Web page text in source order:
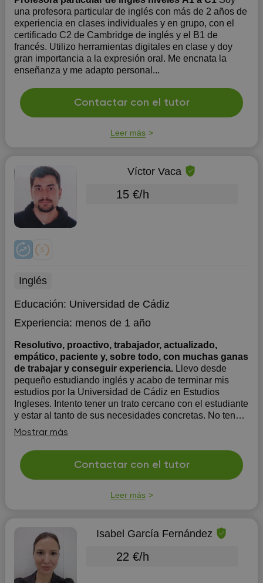
una profesora particular de inglés con más de 2 años de
experiencia en clases individuales y en grupo, con el
certificado C2 de Cambridge de inglés y el B1 de
francés. Utilizo herramientas digitales en clase y doy
gran importancia a la expresión oral. Me encnata la
enseñanza y me adapto personal...
Contactar con el tutor
Leer más
Víctor Vaca
15 €/h
Inglés
Educación: Universidad de Cádiz
Experiencia: menos de 1 año
Resolutivo, proactivo, trabajador, actualizado,
empático, paciente y, sobre todo, con muchas ganas
de trabajar y conseguir experiencia. Llevo desde
pequeño estudiando inglés y acabo de terminar mis
estudios por la Universidad de Cádiz en Estudios
Ingleses. Intento tener un trato cercano con el estudiante
y estar al tanto de sus necesidades concretas. No tengo
mucha experiencia en la docencia pero intento estar
actualizado en cuanto ...
Mostrar más
Contactar con el tutor
Leer más
Isabel García Fernández
22 €/h